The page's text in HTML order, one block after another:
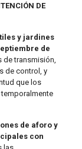
DE
y jardines
de
de transmisión,
de control, y
que los
de aforo y
con